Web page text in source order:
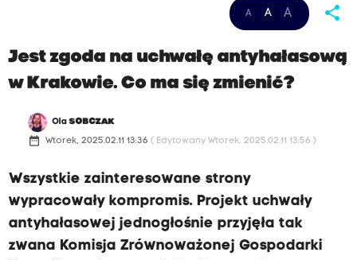
A A A share
Jest zgoda na uchwałę antyhałasową
w Krakowie. Co ma się zmienić?
OlaSOBCZAK
date_range Wtorek, 2025.02.11 13:36 ( Edytowany Wtorek, 2025.02.11 13:56 )
Wszystkie zainteresowane strony
wypracowały kompromis. Projekt uchwały
antyhałasowej jednogłośnie przyjęła tak
zwana Komisja Zrównoważonej Gospodarki